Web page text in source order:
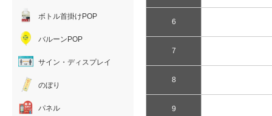
6
7
8
9
ボトル首掛けPOP
バルーンPOP
サイン・ディスプレイ
のぼり
パネル